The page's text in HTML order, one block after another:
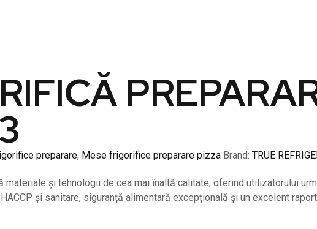
preparare, Mese frigorifice preparare pizza Brand: TRUE
materiale și tehnologii de cea mai înaltă calitate, oferind utilizatorului
și sanitare, siguranță alimentară excepțională și un excelent